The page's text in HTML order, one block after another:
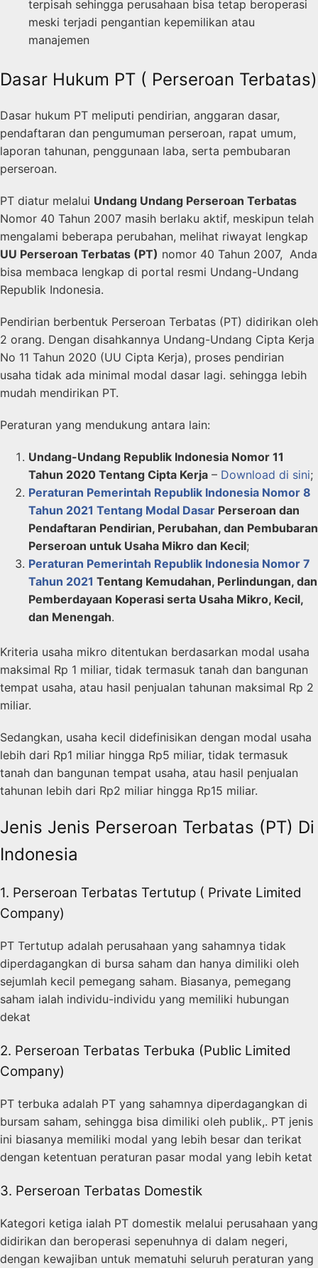
terpisah sehingga perusahaan bisa tetap beroperasi
meski terjadi pengantian kepemilikan atau
manajemen
Dasar Hukum PT ( Perseroan Terbatas)
Dasar hukum PT meliputi pendirian, anggaran dasar,
pendaftaran dan pengumuman perseroan, rapat umum,
laporan tahunan, penggunaan laba, serta pembubaran
perseroan.
PT diatur melalui Undang Undang Perseroan Terbatas
Nomor 40 Tahun 2007 masih berlaku aktif, meskipun telah
mengalami beberapa perubahan, melihat riwayat lengkap
UU Perseroan Terbatas (PT) nomor 40 Tahun 2007, Anda
bisa membaca lengkap di portal resmi Undang-Undang
Republik Indonesia.
Pendirian berbentuk Perseroan Terbatas (PT) didirikan oleh
2 orang. Dengan disahkannya Undang-Undang Cipta Kerja
No 11 Tahun 2020 (UU Cipta Kerja), proses pendirian
usaha tidak ada minimal modal dasar lagi. sehingga lebih
mudah mendirikan PT.
Peraturan yang mendukung antara lain:
Undang-Undang Republik Indonesia Nomor 11
Tahun 2020 Tentang Cipta Kerja – Download di sini;
Peraturan Pemerintah Republik Indonesia Nomor 8
Tahun 2021 Tentang Modal Dasar Perseroan dan
Pendaftaran Pendirian, Perubahan, dan Pembubaran
Perseroan untuk Usaha Mikro dan Kecil;
Peraturan Pemerintah Republik Indonesia Nomor 7
Tahun 2021 Tentang Kemudahan, Perlindungan, dan
Pemberdayaan Koperasi serta Usaha Mikro, Kecil,
dan Menengah.
Kriteria usaha mikro ditentukan berdasarkan modal usaha
maksimal Rp 1 miliar, tidak termasuk tanah dan bangunan
tempat usaha, atau hasil penjualan tahunan maksimal Rp 2
miliar.
Sedangkan, usaha kecil didefinisikan dengan modal usaha
lebih dari Rp1 miliar hingga Rp5 miliar, tidak termasuk
tanah dan bangunan tempat usaha, atau hasil penjualan
tahunan lebih dari Rp2 miliar hingga Rp15 miliar.
Jenis Jenis Perseroan Terbatas (PT) Di
Indonesia
1. Perseroan Terbatas Tertutup ( Private Limited
Company)
PT Tertutup adalah perusahaan yang sahamnya tidak
diperdagangkan di bursa saham dan hanya dimiliki oleh
sejumlah kecil pemegang saham. Biasanya, pemegang
saham ialah individu-individu yang memiliki hubungan
dekat
2. Perseroan Terbatas Terbuka (Public Limited
Company)
PT terbuka adalah PT yang sahamnya diperdagangkan di
bursam saham, sehingga bisa dimiliki oleh publik,. PT jenis
ini biasanya memiliki modal yang lebih besar dan terikat
dengan ketentuan peraturan pasar modal yang lebih ketat
3. Perseroan Terbatas Domestik
Kategori ketiga ialah PT domestik melalui perusahaan yang
didirikan dan beroperasi sepenuhnya di dalam negeri,
dengan kewajiban untuk mematuhi seluruh peraturan yang